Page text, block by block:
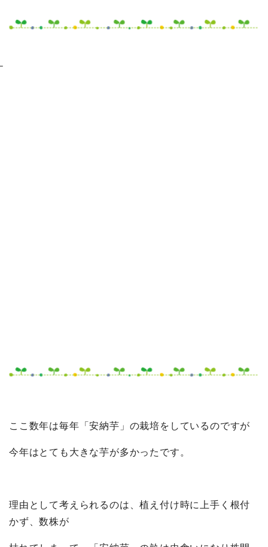
ここ数年は毎年「安納芋」の栽培をしているのですが
今年はとても大きな芋が多かったです。
理由として考えられるのは、植え付け時に上手く根付
かず、数株が